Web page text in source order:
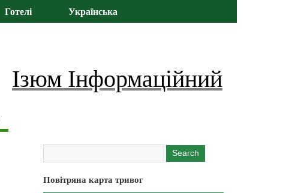
Готелі Українська
Ізюм Інформаційний
Повітряна карта тривог